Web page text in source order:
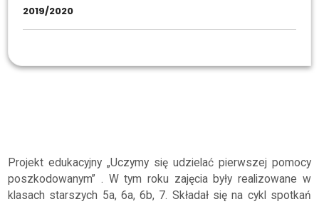
2019/2020
Projekt edukacyjny „Uczymy się udzielać pierwszej pomocy
poszkodowanym” . W tym roku zajęcia były realizowane w
klasach starszych 5a, 6a, 6b, 7. Składał się na cykl spotkań